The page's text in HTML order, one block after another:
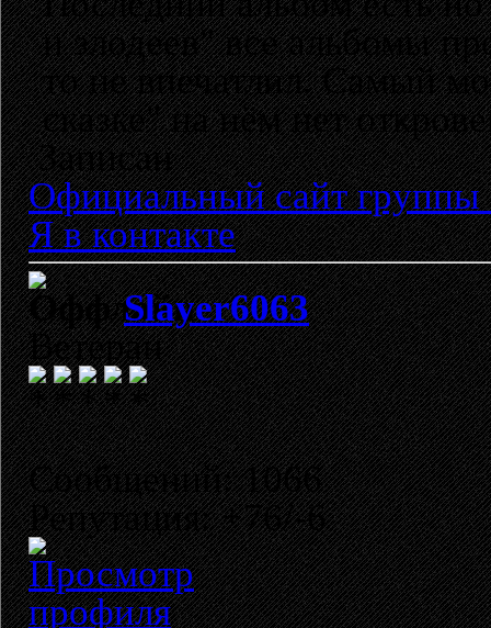
и злодеев" все альбомы
то не впечатлил. Самый
сказке" на нём нет
Записан
Официальный сайт группы
Я в контакте
Slayer6063
Ветеран
Сообщений: 1066
Репутация: +76/-6